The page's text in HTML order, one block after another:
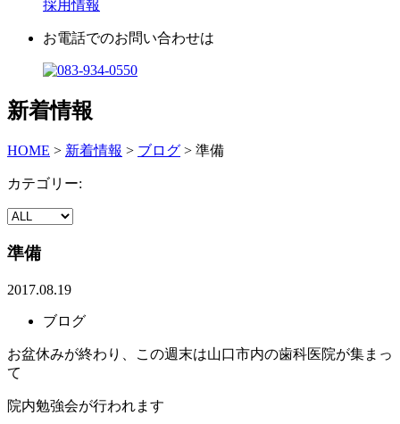
採用情報
お電話でのお問い合わせは
新着情報
HOME > 新着情報 > ブログ > 準備
カテゴリー:
準備
2017.08.19
ブログ
お盆休みが終わり、この週末は山口市内の歯科医院が集まっ
て
院内勉強会が行われます